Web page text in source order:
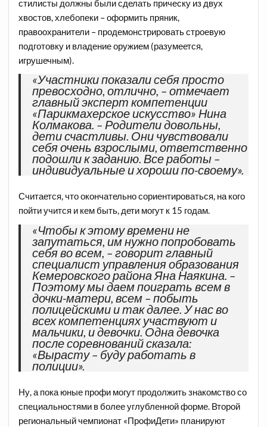
стилисты должны были сделать прическу из двух
хвостов, хлебопеки – оформить пряник,
правоохранители – продемонстрировать строевую
подготовку и владение оружием (разумеется,
игрушечным).
«Участники показали себя просто
превосходно, отлично, – отмечает
главный эксперт компетенции
«Парикмахерское искусство» Нина
Колмакова. – Родители довольны,
дети счастливы. Они чувствовали
себя очень взрослыми, ответственно
подошли к заданию. Все работы –
индивидуальные и хороши по-своему».
Считается, что окончательно сориентироваться, на кого
пойти учится и кем быть, дети могут к 15 годам.
«Чтобы к этому времени не
запутаться, им нужно попробовать
себя во всем, – говорит главный
специалист управления образования
Кемеровского района Яна Наякина. –
Поэтому мы даем поиграть всем в
дочки-матери, всем – побыть
полицейскими и так далее. У нас во
всех компетенциях участвуют и
мальчики, и девочки. Одна девочка
после соревнований сказала:
«Вырасту – буду работать в
полиции».
Ну, а пока юные профи могут продолжить знакомство со
специальностями в более углубленной форме. Второй
региональный чемпионат «ПрофиДети» планируют